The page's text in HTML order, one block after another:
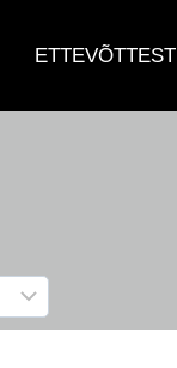
ETTEVÕTTEST